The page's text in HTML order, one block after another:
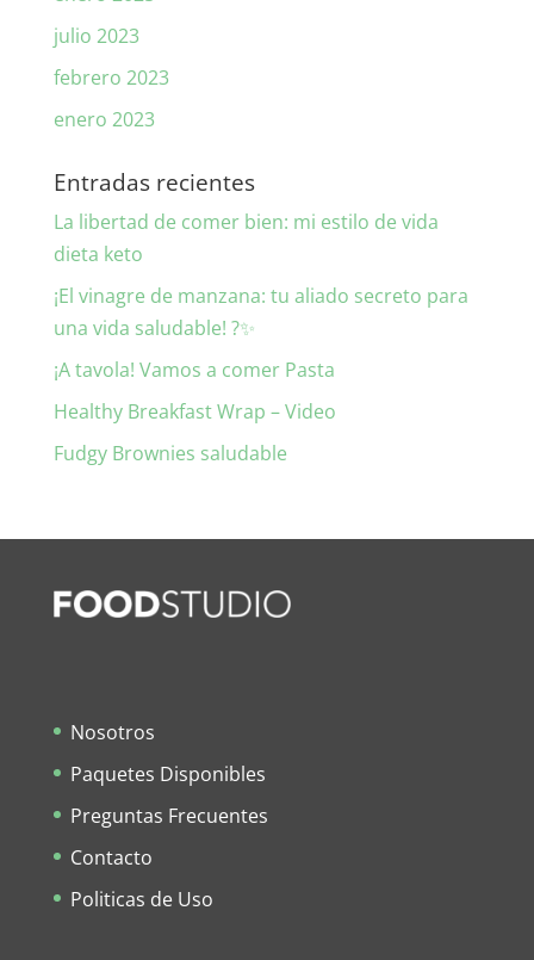
julio 2023
febrero 2023
enero 2023
Entradas recientes
La libertad de comer bien: mi estilo de vida
dieta keto
¡El vinagre de manzana: tu aliado secreto para
una vida saludable! ?✨
¡A tavola! Vamos a comer Pasta
Healthy Breakfast Wrap – Video
Fudgy Brownies saludable
Nosotros
Paquetes Disponibles
Preguntas Frecuentes
Contacto
Politicas de Uso